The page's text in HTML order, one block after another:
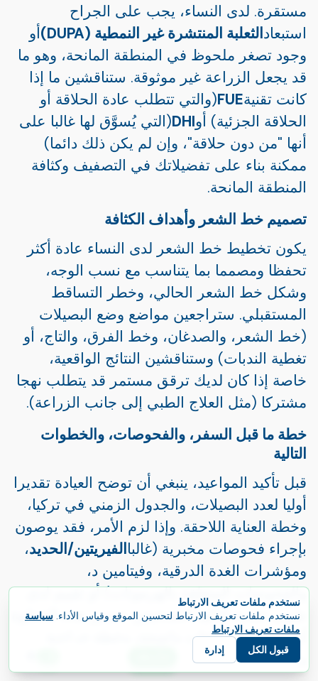
مستقرة. لدى النساء، يجب على الجراح
استبعادالثعلبة المنتشرة غير النمطية (DUPA)
أو
وجود تصغر ملحوظ في المنطقة المانحة، وهو ما
قد يجعل الزراعة غير موثوقة. ستناقشين ما إذا
كانت تقنيةFUE(والتي تتطلب عادة الحلاقة أو
الحلاقة الجزئية) أوDHI(التي يُسوَّق لها غالبا على
أنها "من دون حلاقة"، وإن لم يكن ذلك دائما)
ممكنة بناء على تفضيلاتك في التصفيف وكثافة
المنطقة المانحة.
تصميم خط الشعر وأهداف الكثافة
يكون تخطيط خط الشعر لدى النساء عادة أكثر
تحفظا ومصمما بما يتناسب مع نسب الوجه،
وشكل خط الشعر الحالي، وخطر التساقط
المستقبلي. ستراجعين مواضع وضع البصيلات
(خط الشعر، والصدغان، وخط الفرق، والتاج، أو
تغطية الندبات) وستناقشين النتائج الواقعية،
خاصة إذا كان لديك ترقق مستمر قد يتطلب نهجا
مشتركا (مثل العلاج الطبي إلى جانب الزراعة).
خطة ما قبل السفر، والفحوصات، والخطوات
التالية
قبل تأكيد المواعيد، ينبغي أن توضح العيادة تقديرا
أوليا لعدد البصيلات، والجدول الزمني في تركيا،
وخطة العناية اللاحقة. وإذا لزم الأمر، فقد يوصون
بإجراء فحوصات مخبرية (غالباالفيريتين/الحديد،
ومؤشرات الغدة الدرقية، وفيتامين د،
والفحوصات المتعلقة بالهرمونات) أو تقييم لدى
طبيب جلدية لتأكيد التشخيص. تضمن هذه الخطوة
أن تسافري بتوقعات واضحة، وخطة جراحية
مناسبة، ونتيجة أكثر أمانا وقابلية للتنبؤ.
نستخدم ملفات تعريف الارتباط
نستخدم ملفات تعريف الارتباط لتحسين الموقع وقياس الأداء. سياسة
ملفات تعريف الارتباط
قبول الكل
إدارة